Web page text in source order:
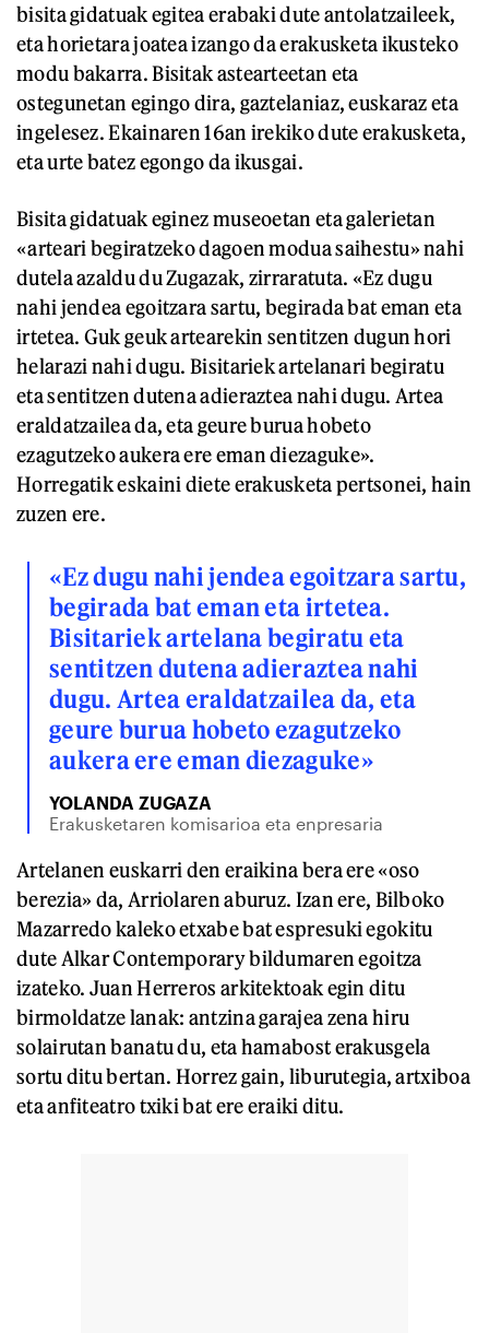
bisita gidatuak egitea erabaki dute antolatzaileek,
eta horietara joatea izango da erakusketa ikusteko
modu bakarra. Bisitak astearteetan eta
ostegunetan egingo dira, gaztelaniaz, euskaraz eta
ingelesez. Ekainaren 16an irekiko dute erakusketa,
eta urte batez egongo da ikusgai.
Bisita gidatuak eginez museoetan eta galerietan
«arteari begiratzeko dagoen modua saihestu» nahi
dutela azaldu du Zugazak, zirraratuta. «Ez dugu
nahi jendea egoitzara sartu, begirada bat eman eta
irtetea. Guk geuk artearekin sentitzen dugun hori
helarazi nahi dugu. Bisitariek artelanari begiratu
eta sentitzen dutena adieraztea nahi dugu. Artea
eraldatzailea da, eta geure burua hobeto
ezagutzeko aukera ere eman diezaguke».
Horregatik eskaini diete erakusketa pertsonei, hain
zuzen ere.
«Ez dugu nahi jendea egoitzara sartu,
begirada bat eman eta irtetea.
Bisitariek artelana begiratu eta
sentitzen dutena adieraztea nahi
dugu. Artea eraldatzailea da, eta
geure burua hobeto ezagutzeko
aukera ere eman diezaguke»
YOLANDA ZUGAZA
Erakusketaren komisarioa eta enpresaria
Artelanen euskarri den eraikina bera ere «oso
berezia» da, Arriolaren aburuz. Izan ere, Bilboko
Mazarredo kaleko etxabe bat espresuki egokitu
dute Alkar Contemporary bildumaren egoitza
izateko. Juan Herreros arkitektoak egin ditu
birmoldatze lanak: antzina garajea zena hiru
solairutan banatu du, eta hamabost erakusgela
sortu ditu bertan. Horrez gain, liburutegia, artxiboa
eta anfiteatro txiki bat ere eraiki ditu.